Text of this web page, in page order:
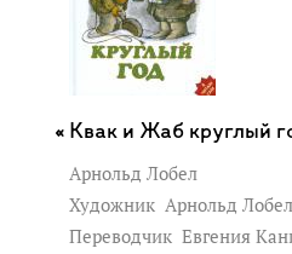
Квак и Жаб круглый
Арнольд Лобел
Художник Арнольд Лобел
Переводчик Евгения